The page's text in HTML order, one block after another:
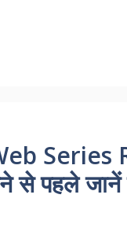
Series
से पहले जानें